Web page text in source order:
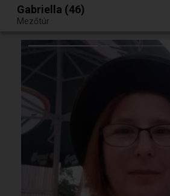
Egy jó randiból bármi lehet.
Gabriella (46)
Mezőtúr